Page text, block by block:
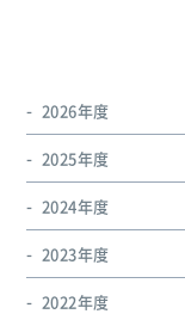
2026年度
2025年度
2024年度
2023年度
2022年度